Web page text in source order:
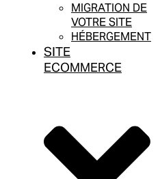
MIGRATION DE
VOTRE SITE
HÉBERGEMENT
SITE
ECOMMERCE